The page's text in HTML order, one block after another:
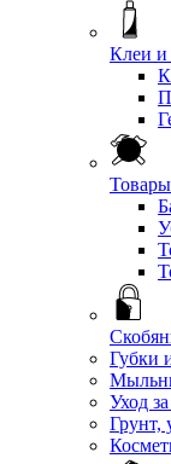
Клеи и
Товары
Губки
Уход
Грунт,